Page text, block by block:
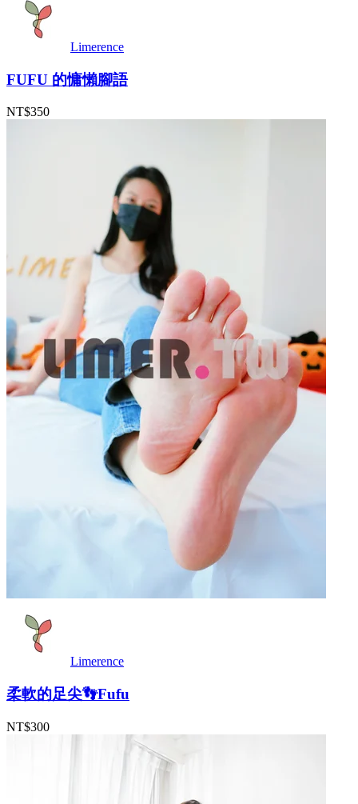
Limerence
FUFU 的慵懶腳語
NT$350
Limerence
柔軟的足尖👣Fufu
NT$300